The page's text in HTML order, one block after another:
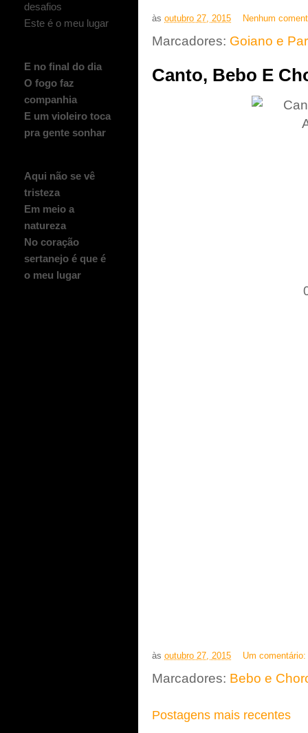
às outubro 27, 2015 Nenhum
Marcadores: Goiano e
Canto, Bebo E
às outubro 27, 2015 Um comentário:
Marcadores: Bebo e
Postagens mais recentes
desafios
Este é o meu lugar
E no final do dia
O fogo faz
companhia
E um violeiro toca
pra gente sonhar
Aqui não se vê
tristeza
Em meio a
natureza
No coração
sertanejo é que é
o meu lugar